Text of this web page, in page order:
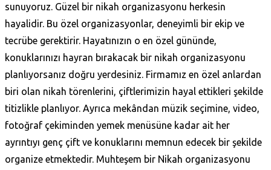
sunuyoruz. Güzel bir nikah organizasyonu herkesin
hayalidir. Bu özel organizasyonlar, deneyimli bir ekip ve
tecrübe gerektirir. Hayatınızın o en özel gününde,
konuklarınızı hayran bırakacak bir nikah organizasyonu
planlıyorsanız doğru yerdesiniz. Firmamız en özel anlardan
biri olan nikah törenlerini, çiftlerimizin hayal ettikleri şekilde
titizlikle planlıyor. Ayrıca mekândan müzik seçimine, video,
fotoğraf çekiminden yemek menüsüne kadar ait her
ayrıntıyı genç çift ve konuklarını memnun edecek bir şekilde
organize etmektedir. Muhteşem bir Nikah organizasyonu